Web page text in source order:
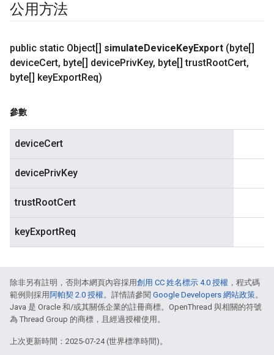
公用方法
public static Object[] simulateDeviceKeyExport (byte[]
deviceCert, byte[] devicePrivKey, byte[] trustRootCert,
byte[] keyExportReq)
參數
deviceCert
devicePrivKey
trustRootCert
keyExportReq
除非另有註明，否則本網頁內容採用創用 CC 姓名標示 4.0 授權 ，程式碼
範例則採用 阿帕契 2.0 授權。詳情請參閱 Google Developers 網站政策。
Java 是 Oracle 和/或其關係企業的註冊商標。OpenThread 與相關的符號
為 Thread Group 的商標，且經過授權使用。
上次更新時間：2025-07-24 (世界標準時間)。